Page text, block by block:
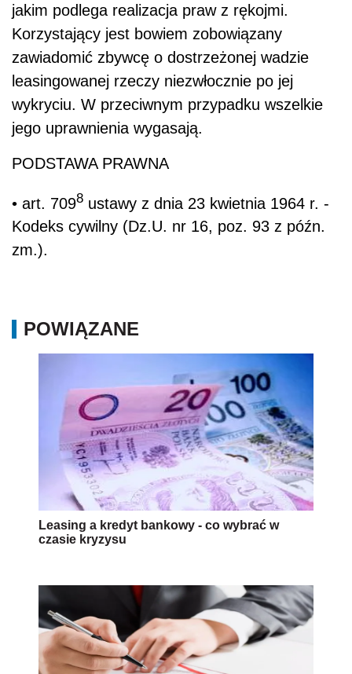
jakim podlega realizacja praw z rękojmi.
Korzystający jest bowiem zobowiązany
zawiadomić zbywcę o dostrzeżonej wadzie
leasingowanej rzeczy niezwłocznie po jej
wykryciu. W przeciwnym przypadku wszelkie
jego uprawnienia wygasają.
PODSTAWA PRAWNA
• art. 7098 ustawy z dnia 23 kwietnia 1964 r. -
Kodeks cywilny (Dz.U. nr 16, poz. 93 z późn.
zm.).
POWIĄZANE
Leasing a kredyt bankowy - co wybrać w
czasie kryzysu